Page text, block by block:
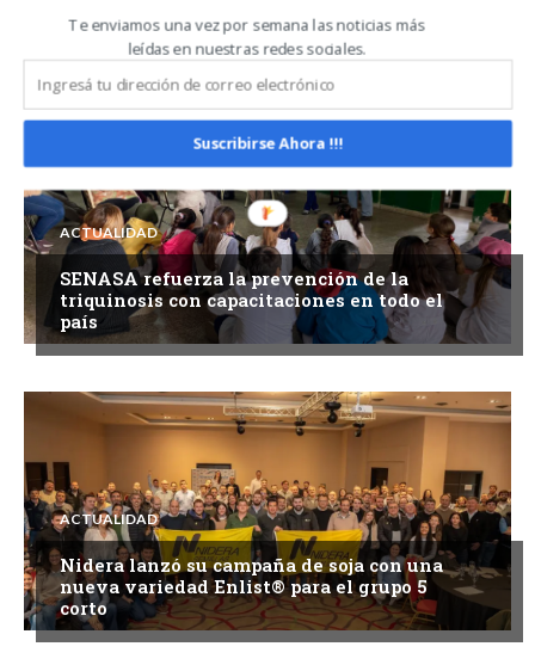
fortalecen el diálogo para impulsar una
agenda común en favor del productor
ACTUALIDAD
SENASA refuerza la prevención de la
triquinosis con capacitaciones en todo el
país
ACTUALIDAD
Nidera lanzó su campaña de soja con una
nueva variedad Enlist® para el grupo 5
corto
Te enviamos una vez por semana las noticias más
leídas en nuestras redes sociales.
Suscribirse Ahora !!!